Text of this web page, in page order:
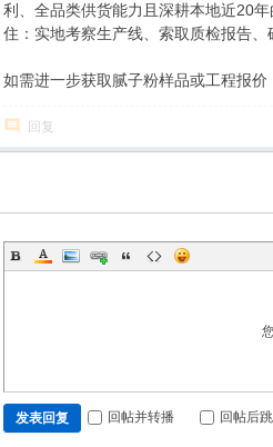
利、全品类供货能力且深耕本地近20
住：实地考察生产线、索取质检报告、
如需进一步获取腻子粉样品或工程报
回复
发表回复 回帖并转播 回帖后